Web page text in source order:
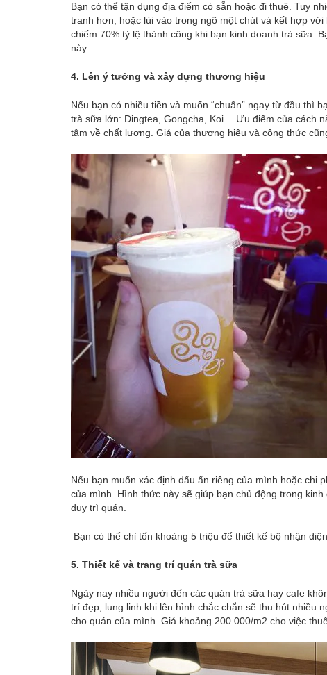
Bạn có thể tận dụng địa điểm có sẵn hoặc đi thuê. Tuy
tranh hơn, hoặc lùi vào trong ngõ một chút và kết hợp
chiếm 70% tỷ lệ thành công khi bạn kinh doanh trà sữa.
này.
4. Lên ý tưởng và xây dựng thương hiệu
Nếu bạn có nhiều tiền và muốn “chuẩn” ngay từ đầu thì
trà sữa lớn: Dingtea, Gongcha, Koi… Ưu điểm của cách
tâm về chất lượng. Giá của thương hiệu và công thức
Nếu bạn muốn xác định dấu ấn riêng của mình hoặc chi
của mình. Hình thức này sẽ giúp bạn chủ động trong
duy trì quán.
Bạn có thể chỉ tốn khoảng 5 triệu để thiết kế bộ nhận
5. Thiết kế và trang trí quán trà sữa
Ngày nay nhiều người đến các quán trà sữa hay cafe
trí đẹp, lung linh khi lên hình chắc chắn sẽ thu hút nhiều
cho quán của mình. Giá khoảng 200.000/m2 cho việc